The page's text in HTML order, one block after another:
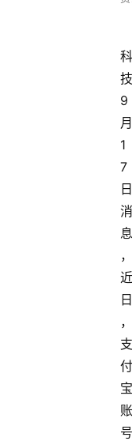
科
技
9
月
1
7
日
消
息
，
近
日
，
支
付
宝
账
号